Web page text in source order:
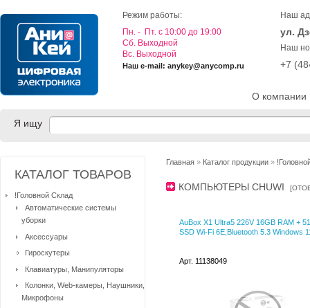
О компании
Режим работы:
Пн. - Пт. с 10:00 до 19:00
Cб. Выходной
Вс. Выходной
Наш e-mail: anykey@anycomp.ru
Наш
ул.
Наш
+7
Я ищу
Главная » Каталог продукции »
КОМПЬЮТЕРЫ CHUWI [
AuBox X1 Ultra5 226V 16GB RAM +
SSD Wi-Fi 6E,Bluetooth 5.3 Windows
Арт. 11138049
КАТАЛОГ ТОВАРОВ
!Головной Склад
Автоматические системы
уборки
Аксессуары
Гироскутеры
Клавиатуры, Манипуляторы
Колонки, Web-камеры, Наушники,
Микрофоны